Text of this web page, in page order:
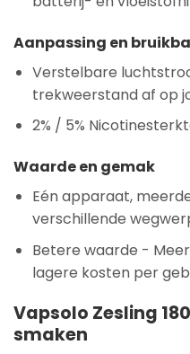
Aanpassing en
Verstelbare
trekweerstand af op
2% / 5%
Waarde en gemak
Eén apparaat,
verschillende
Betere waarde -
lagere kosten per
Vapsolo Zesling
smaken